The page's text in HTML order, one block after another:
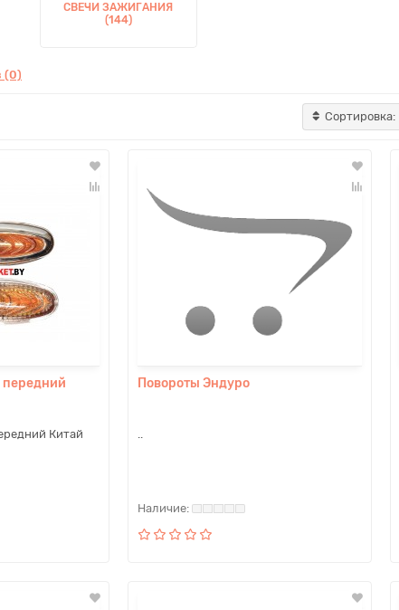
СВЕЧИ ЗАЖИГАНИЯ
(144)
(0)
Сортировка:
передний
Китай
Повороты Эндуро
..